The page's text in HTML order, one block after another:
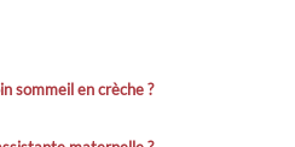
sommeil en crèche ?